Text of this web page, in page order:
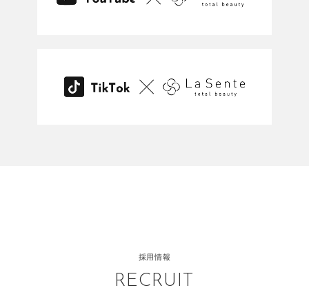
採用情報
RECRUIT